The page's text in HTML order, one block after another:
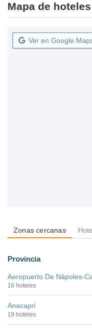
Mapa de
Ver en Google
Zonas cercanas
Provincia
Aeropuerto De Nápoles-
16 hoteles
Anacapri
19 hoteles